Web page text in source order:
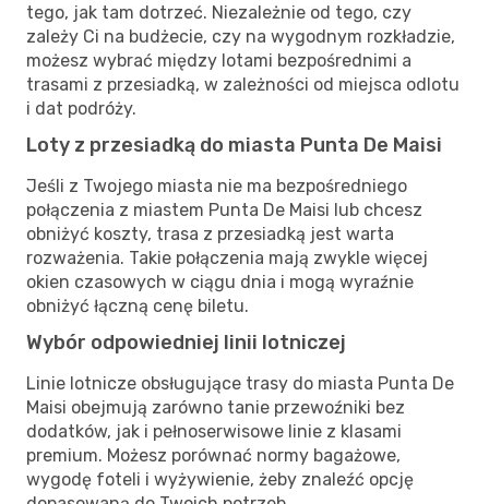
tego, jak tam dotrzeć. Niezależnie od tego, czy
zależy Ci na budżecie, czy na wygodnym rozkładzie,
możesz wybrać między lotami bezpośrednimi a
trasami z przesiadką, w zależności od miejsca odlotu
i dat podróży.
Loty z przesiadką do miasta Punta De Maisi
Jeśli z Twojego miasta nie ma bezpośredniego
połączenia z miastem Punta De Maisi lub chcesz
obniżyć koszty, trasa z przesiadką jest warta
rozważenia. Takie połączenia mają zwykle więcej
okien czasowych w ciągu dnia i mogą wyraźnie
obniżyć łączną cenę biletu.
Wybór odpowiedniej linii lotniczej
Linie lotnicze obsługujące trasy do miasta Punta De
Maisi obejmują zarówno tanie przewoźniki bez
dodatków, jak i pełnoserwisowe linie z klasami
premium. Możesz porównać normy bagażowe,
wygodę foteli i wyżywienie, żeby znaleźć opcję